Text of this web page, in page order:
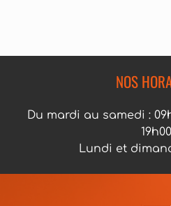
NOS
Du mardi au samedi :
19h00
Lundi et